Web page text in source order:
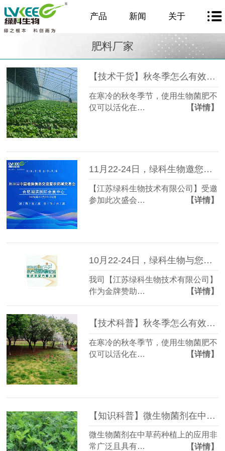
产品 新闻 关于
肥料厂家
【技术干货】秋冬季怎么有效施用生物菌肥？
在寒冷的秋冬季节，使用生物菌肥不
仅可以活化在…
【详情】
11月22-24日，绿科生物邀您相约合肥“第38届中国植保信息交流会”！
【江苏绿科生物技术有限公司】受邀
参加此次盛会…
【详情】
10月22-24日，绿科生物与您共聚成都第八届水产动保配方师大会！
我司【江苏绿科生物技术有限公司】
作为金牌赞助…
【详情】
【技术科普】秋冬季怎么有效施用生物菌肥？
在寒冷的秋冬季节，使用生物菌肥不
仅可以活化在…
【详情】
【知识科普】微生物菌剂在中药材种植中的应用！
微生物菌剂在中草药种植上的应用非
常广泛且具有…
【详情】